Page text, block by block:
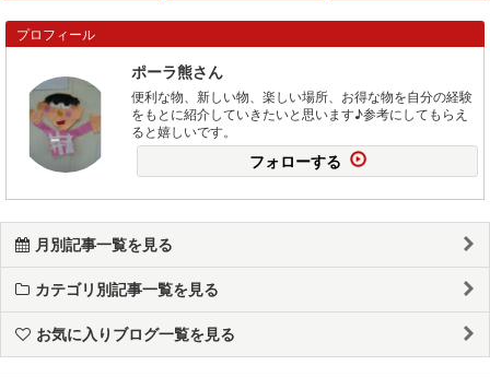
プロフィール
ポーラ熊さん
便利な物、新しい物、楽しい場所、お得な物を自分の経験
をもとに紹介していきたいと思います♪参考にしてもらえ
ると嬉しいです。
フォローする
月別記事一覧を見る
カテゴリ別記事一覧を見る
お気に入りブログ一覧を見る